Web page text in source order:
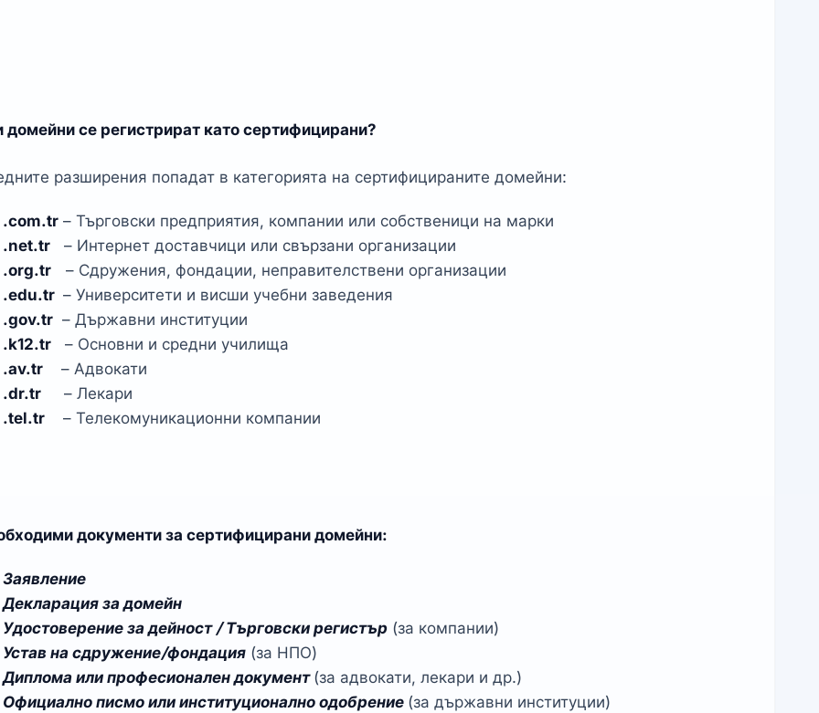
домейни се регистрират като сертифицирани?
разширения попадат в категорията на сертифицираните домейни:
.com.tr– Търговски предприятия, компании или собственици на марки
.net.tr– Интернет доставчици или свързани организации
.org.tr – Сдружения, фондации, неправителствени организации
.edu.tr – Университети и висши учебни заведения
.gov.tr– Държавни институции
.k12.tr– Основни и средни училища
.av.tr– Адвокати
.dr.tr– Лекари
.tel.tr– Телекомуникационни компании
документи за сертифицирани домейни:
Заявление
Декларация за домейн
Удостоверение за дейност / Търговски регистър(за компании)
Устав на сдружение/фондация(за НПО)
Диплома или професионален документ (за адвокати, лекари и др.)
Официално писмо или институционално одобрение (за държавни институции)